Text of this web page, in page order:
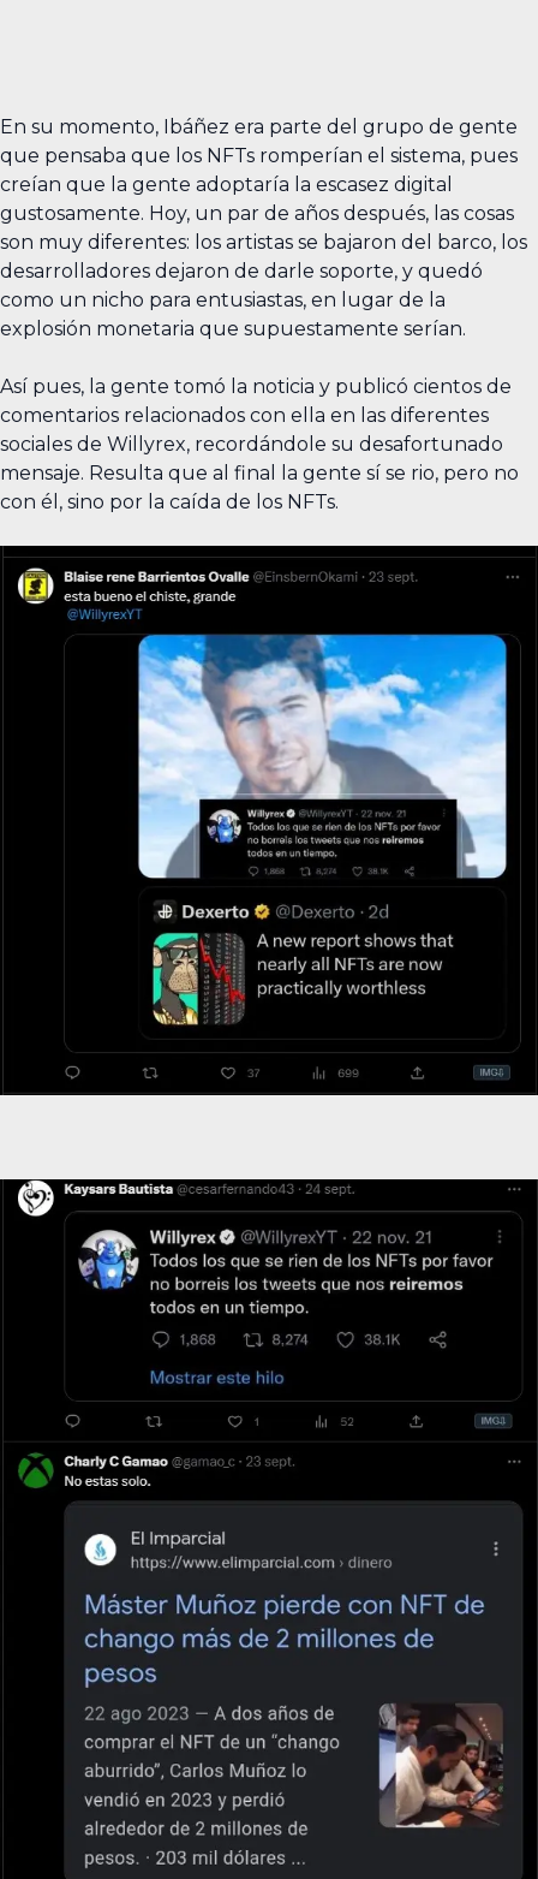
En su momento, Ibáñez era parte del grupo de gente
que pensaba que los NFTs romperían el sistema, pues
creían que la gente adoptaría la escasez digital
gustosamente. Hoy, un par de años después, las cosas
son muy diferentes: los artistas se bajaron del barco, los
desarrolladores dejaron de darle soporte, y quedó
como un nicho para entusiastas, en lugar de la
explosión monetaria que supuestamente serían.
Así pues, la gente tomó la noticia y publicó cientos de
comentarios relacionados con ella en las diferentes
sociales de Willyrex, recordándole su desafortunado
mensaje. Resulta que al final la gente sí se rio, pero no
con él, sino por la caída de los NFTs.